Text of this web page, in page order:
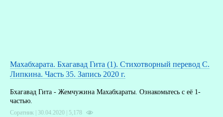
Махабхарата. Бхагавад Гита (1). Стихотворный перевод С.
Липкина. Часть 35. Запись 2020 г.
Бхагавад Гита - Жемчужина Махабхараты. Ознакомьтесь с её 1-
частью.
Соратник | 30.04.2020 | 5,178